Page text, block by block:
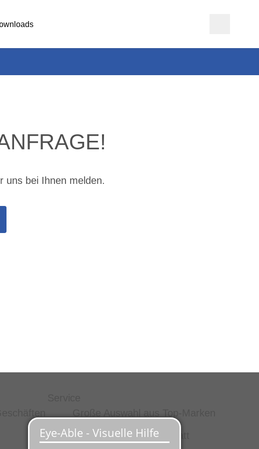
uns bei Ihnen melden.
Große Auswahl aus Top-Marken
TÜV-zertifizierte Werkstatt